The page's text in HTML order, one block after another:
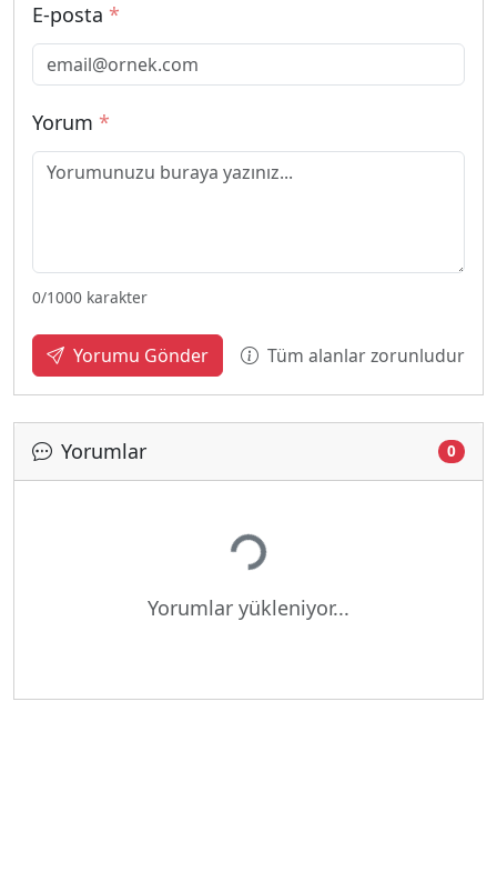
E-posta *
Yorum *
0/1000 karakter
Yorumu Gönder Tüm alanlar zorunludur
Yorumlar 0
Yükleniyor...
Yorumlar yükleniyor...